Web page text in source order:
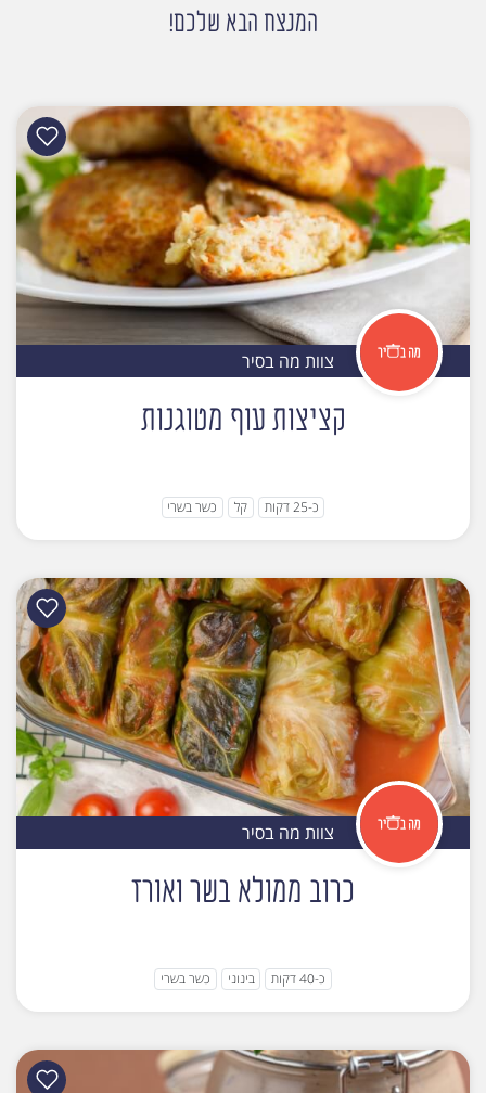
המנצח הבא שלכם!
צוות מה בסיר
קציצות עוף מטוגנות
כ-25 דקות קל כשר בשרי
צוות מה בסיר
כרוב ממולא בשר ואורז
כ-40 דקות בינוני כשר בשרי